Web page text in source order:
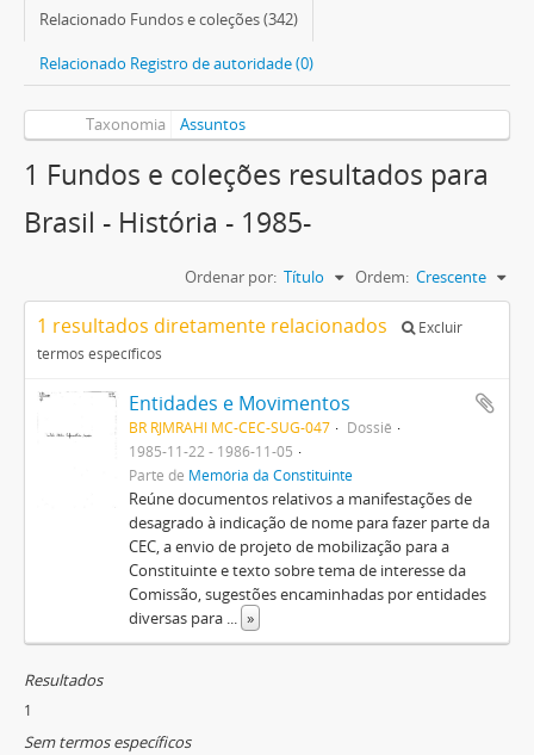
Relacionado Fundos e coleções (342)
Relacionado Registro de autoridade (0)
Taxonomia Assuntos
1 Fundos e coleções resultados para
Brasil - História - 1985-
Ordenar por: Título Ordem: Crescente
1 resultados diretamente relacionados
Excluir
termos específicos
Entidades e Movimentos
BR RJMRAHI MC-CEC-SUG-047
Dossiê
1985-11-22 - 1986-11-05
Parte de Memória da Constituinte
Reúne documentos relativos a manifestações de
desagrado à indicação de nome para fazer parte da
CEC, a envio de projeto de mobilização para a
Constituinte e texto sobre tema de interesse da
Comissão, sugestões encaminhadas por entidades
diversas para ... »
Resultados
1
Sem termos específicos